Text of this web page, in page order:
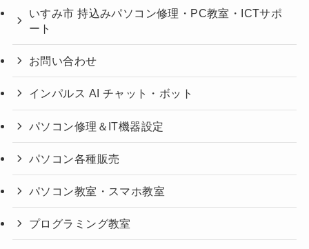
いすみ市 持込みパソコン修理・PC教室・ICTサポ
ート
お問い合わせ
インパルス AI チャット・ボット
パソコン修理＆IT機器設定
パソコン各種販売
パソコン教室・スマホ教室
プログラミング教室